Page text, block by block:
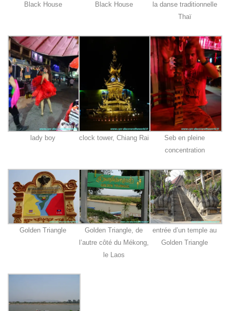
Black House Black House
la danse traditionnelle
Thaï
lady boy clock tower, Chiang Rai
Seb en pleine
concentration
Golden Triangle
Golden Triangle, de
l’autre côté du Mékong,
le Laos
entrée d’un temple au
Golden Triangle